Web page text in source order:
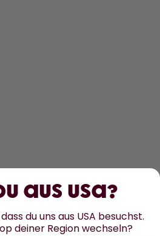
aus USA?
du uns aus USA besuchst.
deiner Region wechseln?